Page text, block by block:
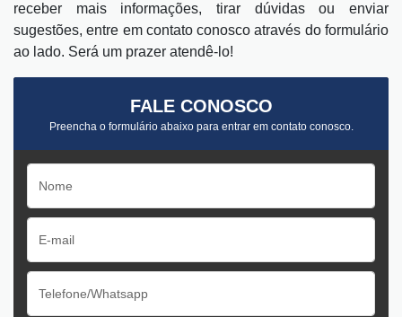
receber mais informações, tirar dúvidas ou enviar
sugestões, entre em contato conosco através do formulário
ao lado. Será um prazer atendê-lo!
FALE CONOSCO
Preencha o formulário abaixo para entrar em contato conosco.